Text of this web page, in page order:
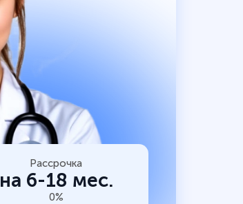
Рассрочка
на 6-18 мес.
0%